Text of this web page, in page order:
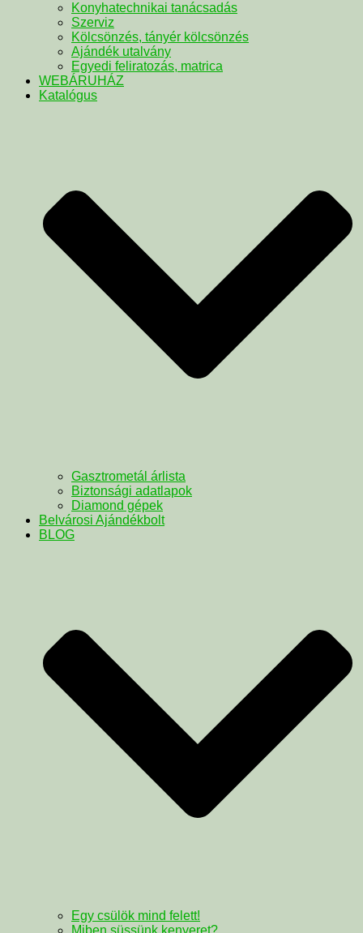
Konyhatechnikai tanácsadás
Szerviz
Kölcsönzés, tányér kölcsönzés
Ajándék utalvány
Egyedi feliratozás, matrica
WEBÁRUHÁZ
Katalógus
Gasztrometál árlista
Biztonsági adatlapok
Diamond gépek
Belvárosi Ajándékbolt
BLOG
Egy csülök mind felett!
Miben süssünk kenyeret?